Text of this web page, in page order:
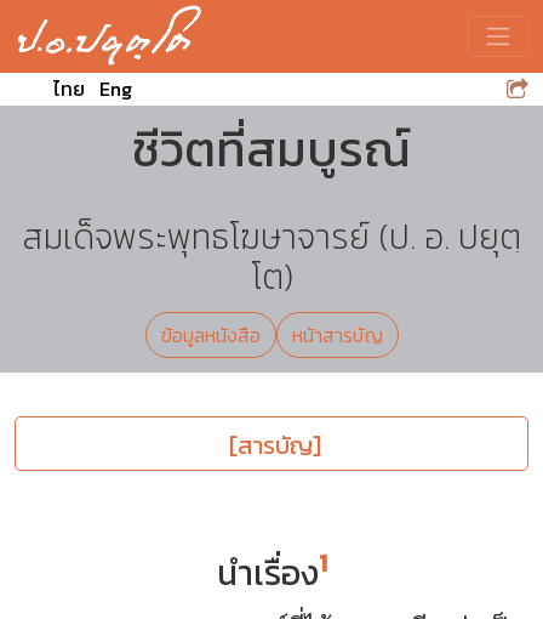
ไทย Eng
ชีวิตที่สมบูรณ์
สมเด็จพระพุทธโฆษาจารย์ (ป. อ. ปยุตฺ
โต)
ข้อมูลหนังสือ หน้าสารบัญ
[สารบัญ]
นำเรื่อง1